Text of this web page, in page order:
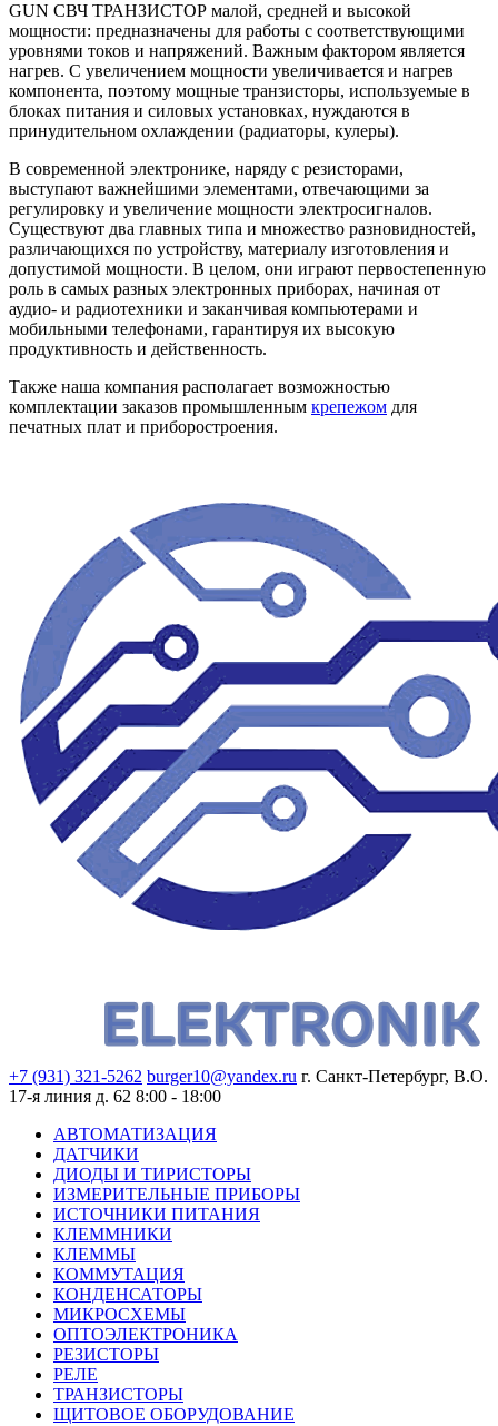
GUN СВЧ ТРАНЗИСТОР малой, средней и высокой
мощности: предназначены для работы с соответствующими
уровнями токов и напряжений. Важным фактором является
нагрев. С увеличением мощности увеличивается и нагрев
компонента, поэтому мощные транзисторы, используемые в
блоках питания и силовых установках, нуждаются в
принудительном охлаждении (радиаторы, кулеры).
В современной электронике, наряду с резисторами,
выступают важнейшими элементами, отвечающими за
регулировку и увеличение мощности электросигналов.
Существуют два главных типа и множество разновидностей,
различающихся по устройству, материалу изготовления и
допустимой мощности. В целом, они играют первостепенную
роль в самых разных электронных приборах, начиная от
аудио- и радиотехники и заканчивая компьютерами и
мобильными телефонами, гарантируя их высокую
продуктивность и действенность.
Также наша компания располагает возможностью
комплектации заказов промышленным крепежом для
печатных плат и приборостроения.
+7 (931) 321-5262 burger10@yandex.ru г. Санкт-Петербург, В.О.
17-я линия д. 62 8:00 - 18:00
АВТОМАТИЗАЦИЯ
ДАТЧИКИ
ДИОДЫ И ТИРИСТОРЫ
ИЗМЕРИТЕЛЬНЫЕ ПРИБОРЫ
ИСТОЧНИКИ ПИТАНИЯ
КЛЕММНИКИ
КЛЕММЫ
КОММУТАЦИЯ
КОНДЕНСАТОРЫ
МИКРОСХЕМЫ
ОПТОЭЛЕКТРОНИКА
РЕЗИСТОРЫ
РЕЛЕ
ТРАНЗИСТОРЫ
ЩИТОВОЕ ОБОРУДОВАНИЕ